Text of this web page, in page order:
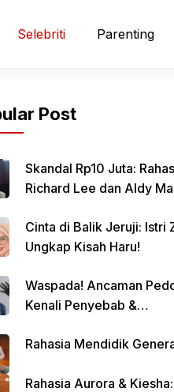
Selebriti Parenting
Post
Skandal Rp10 Juta: Rahasia Gelap
Richard Lee dan Aldy
Cinta di Balik Jeruji: Istri
Ungkap Kisah Haru!
Waspada! Ancaman
Kenali Penyebab &
Rahasia Mendidik
Rahasia Aurora &